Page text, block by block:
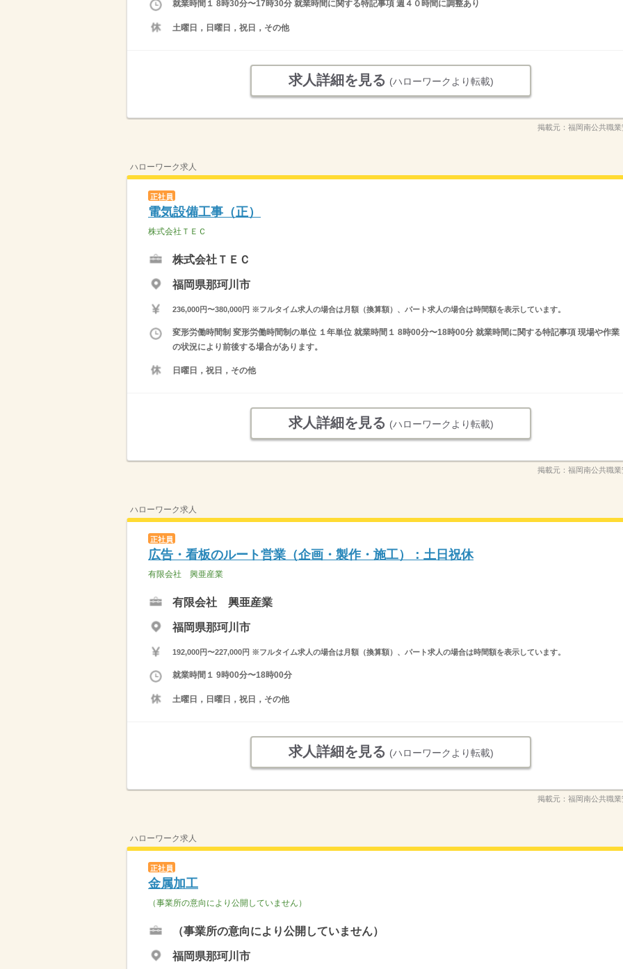
就業時間１ 8時30分〜17時30分 就業時間に関する特記事項 週４０時間に調整あり
土曜日，日曜日，祝日，その他
求人詳細を見る (ハローワークより転載)
掲載元： 福岡南公共職
ハローワーク求人
正社員
電気設備工事（正）
株式会社ＴＥＣ
株式会社ＴＥＣ
福岡県那珂川市
236,000円〜380,000円 ※フルタイム求人の場合は月額（換算額）、パート求人の場合は時間額を表示しています。
変形労働時間制 変形労働時間制の単位 １年単位 就業時間１ 8時00分〜18時00分 就業時間に関する特記事項 現場や作業
の状況により前後する場合があります。
日曜日，祝日，その他
求人詳細を見る (ハローワークより転載)
掲載元： 福岡南公共職
ハローワーク求人
正社員
広告・看板のルート営業（企画・製作・施工）：土日祝休
有限会社 興亜産業
有限会社 興亜産業
福岡県那珂川市
192,000円〜227,000円 ※フルタイム求人の場合は月額（換算額）、パート求人の場合は時間額を表示しています。
就業時間１ 9時00分〜18時00分
土曜日，日曜日，祝日，その他
求人詳細を見る (ハローワークより転載)
掲載元： 福岡南公共職
ハローワーク求人
正社員
金属加工
（事業所の意向により公開していません）
（事業所の意向により公開していません）
福岡県那珂川市